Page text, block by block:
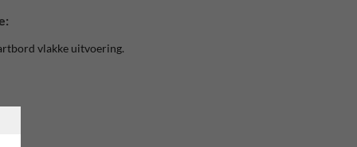
vlakke uitvoering.